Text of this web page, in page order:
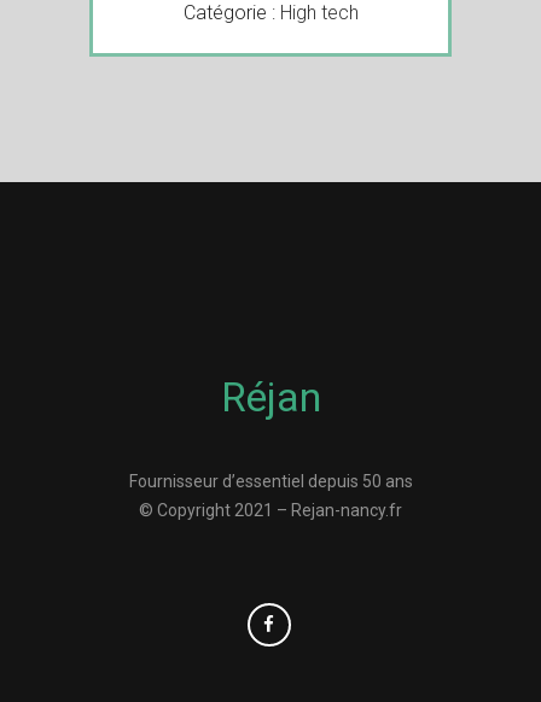
Catégorie : High tech
Réjan
Fournisseur d’essentiel depuis 50 ans
© Copyright 2021 – Rejan-nancy.fr